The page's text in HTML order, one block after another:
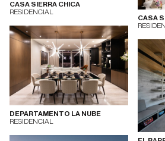
CASA SIERRA CHICA
RESIDENCIAL
CASA
DEPARTAMENTO LA NUBE
RESIDENCIAL